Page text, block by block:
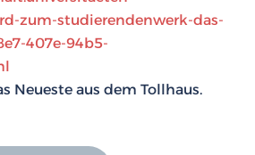
zum-studierendenwerk-das-
407e-94b5-
Neueste aus dem Tollhaus.